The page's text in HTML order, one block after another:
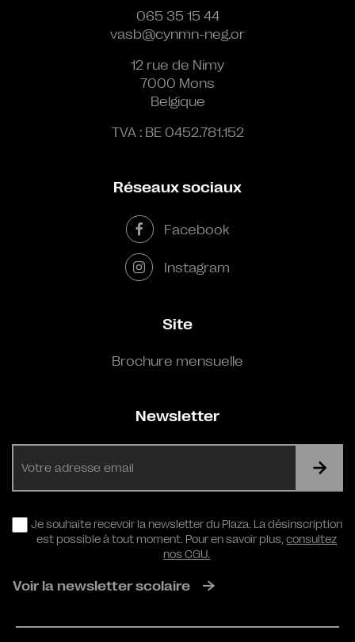
065 35 15 44
vasb@cynmn-neg.or
12 rue de Nimy
7000 Mons
Belgique
TVA : BE 0452.781.152
Réseaux sociaux
Facebook
Instagram
Site
Brochure mensuelle
Newsletter
RGPD
Je souhaite recevoir la newsletter du Plaza. La désinscription
est possible à tout moment. Pour en savoir plus,consultez
nos CGU.
Voir la newsletter scolaire